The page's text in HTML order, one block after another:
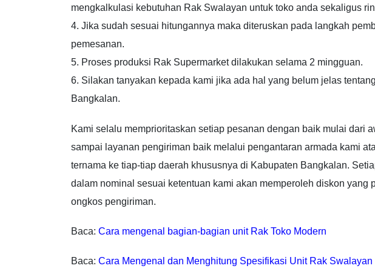
mengkalkulasi kebutuhan Rak Swalayan untuk toko anda sekaligus
4. Jika sudah sesuai hitungannya maka diteruskan pada langkah
pemesanan.
5. Proses produksi Rak Supermarket dilakukan selama 2 mingguan.
6. Silakan tanyakan kepada kami jika ada hal yang belum jelas
Bangkalan.
Kami selalu memprioritaskan setiap pesanan dengan baik mulai dari
sampai layanan pengiriman baik melalui pengantaran armada kami
ternama ke tiap-tiap daerah khususnya di Kabupaten Bangkalan.
dalam nominal sesuai ketentuan kami akan memperoleh diskon yang
ongkos pengiriman.
Baca: Cara mengenal bagian-bagian unit Rak Toko Modern
Baca: Cara Mengenal dan Menghitung Spesifikasi Unit Rak Swalayan